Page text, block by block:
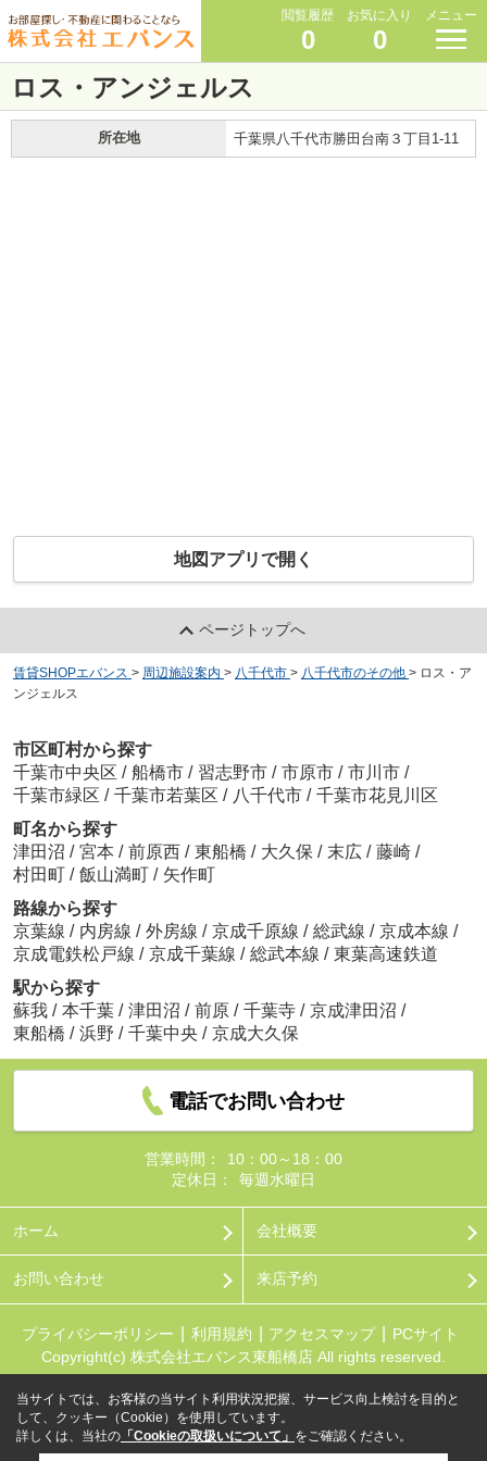
閲覧履歴
0
お気に入り
0
メニュー
ロス・アンジェルス
所在地 千葉県八千代市勝田台南３丁目1-11
地図アプリで開く
ページトップへ
賃貸SHOPエバンス > 周辺施設案内 > 八千代市 > 八千代市のその他 > ロス・ア
ンジェルス
市区町村から探す
千葉市中央区 / 船橋市 / 習志野市 / 市原市 / 市川市 /
千葉市緑区 / 千葉市若葉区 / 八千代市 / 千葉市花見川区
町名から探す
津田沼 / 宮本 / 前原西 / 東船橋 / 大久保 / 末広 / 藤崎 /
村田町 / 飯山満町 / 矢作町
路線から探す
京葉線 / 内房線 / 外房線 / 京成千原線 / 総武線 / 京成本線 /
京成電鉄松戸線 / 京成千葉線 / 総武本線 / 東葉高速鉄道
駅から探す
蘇我 / 本千葉 / 津田沼 / 前原 / 千葉寺 / 京成津田沼 /
東船橋 / 浜野 / 千葉中央 / 京成大久保
電話でお問い合わせ
営業時間：
10：00～18：00
定休日：
毎週水曜日
ホーム 会社概要
お問い合わせ 来店予約
プライバシーポリシー 利用規約 アクセスマップ
PCサイト
Copyright(c) 株式会社エバンス東船橋店 All rights reserved.
当サイトでは、お客様の当サイト利用状況把握、サービス向上検討を目的と
して、クッキー（Cookie）を使用しています。
詳しくは、当社の 「Cookieの取扱いについて」 をご確認ください。